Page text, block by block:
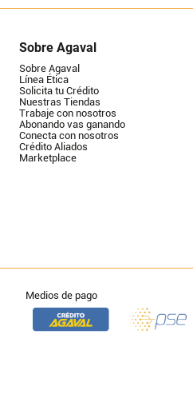
Sobre Agaval
Sobre Agaval
Línea Ética
Solicita tu Crédito
Nuestras Tiendas
Trabaje con nosotros
Abonando vas ganando
Conecta con nosotros
Crédito Aliados
Marketplace
Medios de pago